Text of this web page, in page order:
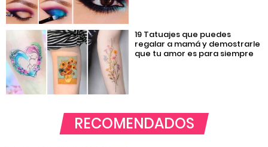
19 Tatuajes que puedes
regalar a mamá y demostrarle
que tu amor es para siempre
RECOMENDADOS